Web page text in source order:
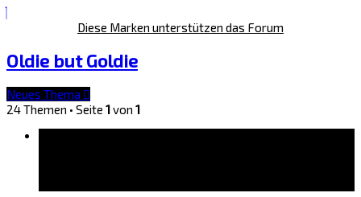
Diese Marken unterstützen das Forum
Oldie but Goldie
Neues Thema
24 Themen • Seite 1 von 1